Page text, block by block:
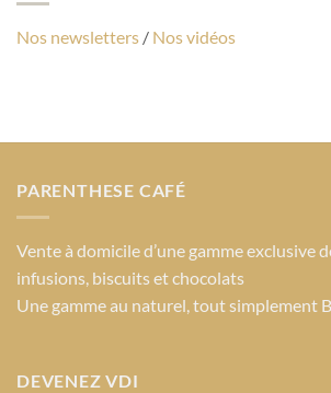
Nos newsletters / Nos vidéos
PARENTHESE CAFÉ
Vente à domicile d’une gamme exclusive
infusions, biscuits et chocolats
Une gamme au naturel, tout simplement
DEVENEZ VDI